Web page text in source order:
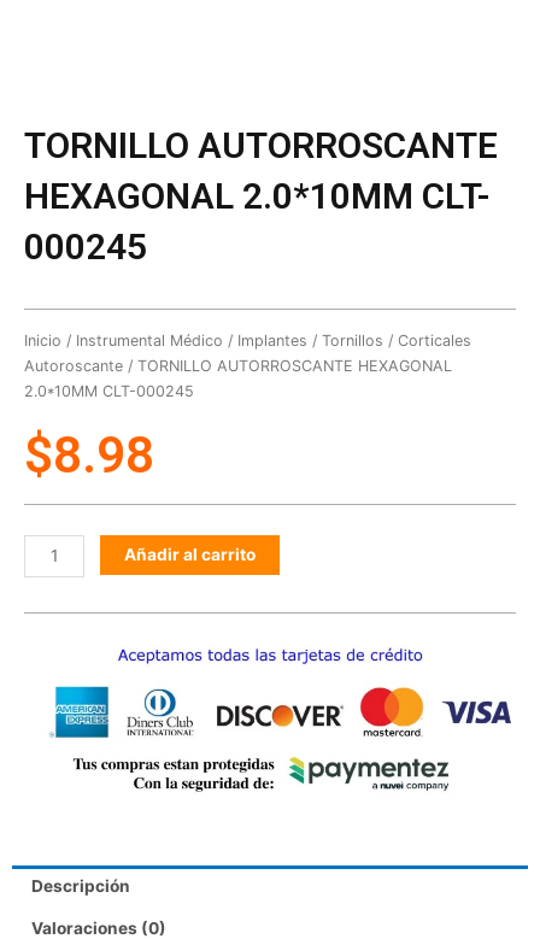
TORNILLO AUTORROSCANTE
HEXAGONAL 2.0*10MM CLT-
000245
Inicio / Instrumental Médico / Implantes / Tornillos / Corticales
Autoroscante / TORNILLO AUTORROSCANTE HEXAGONAL
2.0*10MM CLT-000245
$8.98
Añadir al carrito
Descripción
Valoraciones (0)